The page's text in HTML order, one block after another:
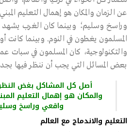
عن الزمان والمكان هو إهمال التعليم
وراسخ وسليم؛ وبينما كان الغرب
المسلمون يغطون في النوم. وبينما كانت
والتكنولوجية، كان المسلمون في سبات
بعض المسائل التي يجب أن ننظر فيها
أصل كل المشاكل بغض
والمكان هو إهمال التعليم
واقعي وراسخ
التعليم والاندماج مع العالم